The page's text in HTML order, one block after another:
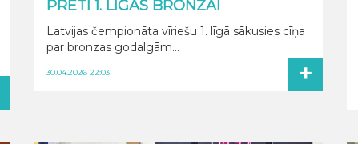
PRETĪ 1. LĪGAS BRONZAI
Latvijas čempionāta vīriešu 1. līgā sākusies cīņa
par bronzas godalgām...
30.04.2026 22:03 +